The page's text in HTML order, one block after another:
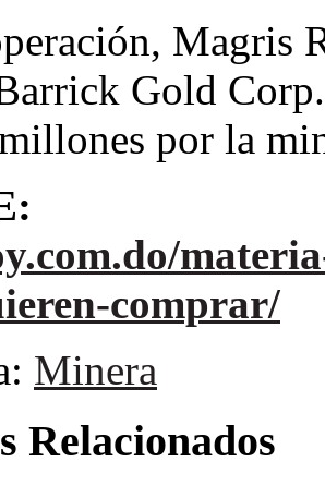
Magris
Gold
por la
comprar/
Minera
Relacionados